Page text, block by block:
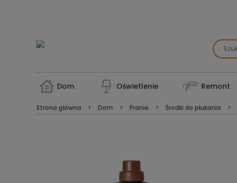
Dom Oświetlenie Remont
Strona główna Dom Pranie Środki do płukania